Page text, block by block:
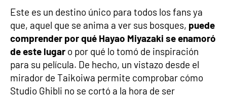
Este es un destino único para todos los fans ya
que, aquel que se anima a ver sus bosques, puede
comprender por qué Hayao Miyazaki se enamoró
de este lugar o por qué lo tomó de inspiración
para su película. De hecho, un vistazo desde el
mirador de Taikoiwa permite comprobar cómo
Studio Ghibli no se cortó a la hora de ser